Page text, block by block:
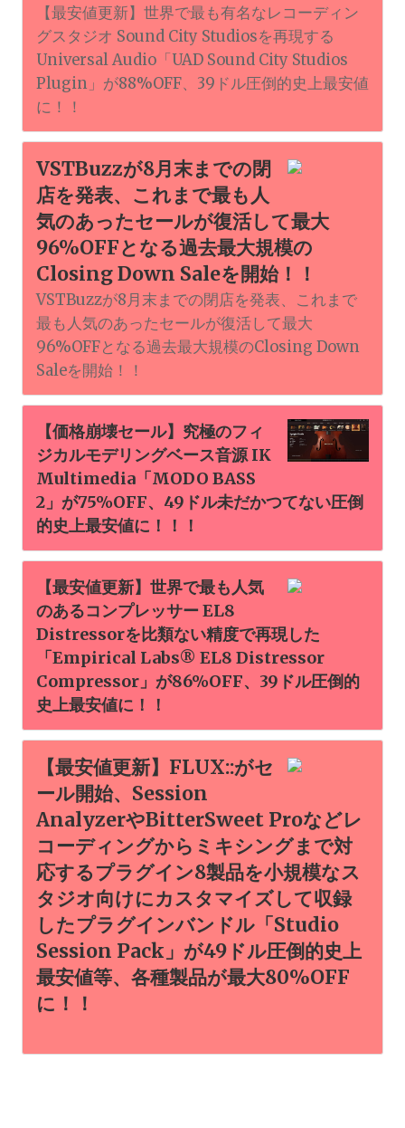
【最安値更新】世界で最も有名なレコーディン
グスタジオ Sound City Studiosを再現する
Universal Audio「UAD Sound City Studios
Plugin」が88%OFF、39ドル圧倒的史上最安値
に！！
VSTBuzzが8月末までの閉
店を発表、これまで最も人
気のあったセールが復活して最大
96%OFFとなる過去最大規模の
Closing Down Saleを開始！！
VSTBuzzが8月末までの閉店を発表、これまで
最も人気のあったセールが復活して最大
96%OFFとなる過去最大規模のClosing Down
Saleを開始！！
【価格崩壊セール】究極のフィ
ジカルモデリングベース音源 IK
Multimedia「MODO BASS
2」が75%OFF、49ドル未だかつてない圧倒
的史上最安値に！！！
【最安値更新】世界で最も人気
のあるコンプレッサー EL8
Distressorを比類ない精度で再現した
「Empirical Labs® EL8 Distressor
Compressor」が86%OFF、39ドル圧倒的
史上最安値に！！
【最安値更新】FLUX::がセ
ール開始、Session
AnalyzerやBitterSweet Proなどレ
コーディングからミキシングまで対
応するプラグイン8製品を小規模なス
タジオ向けにカスタマイズして収録
したプラグインバンドル「Studio
Session Pack」が49ドル圧倒的史上
最安値等、各種製品が最大80%OFF
に！！